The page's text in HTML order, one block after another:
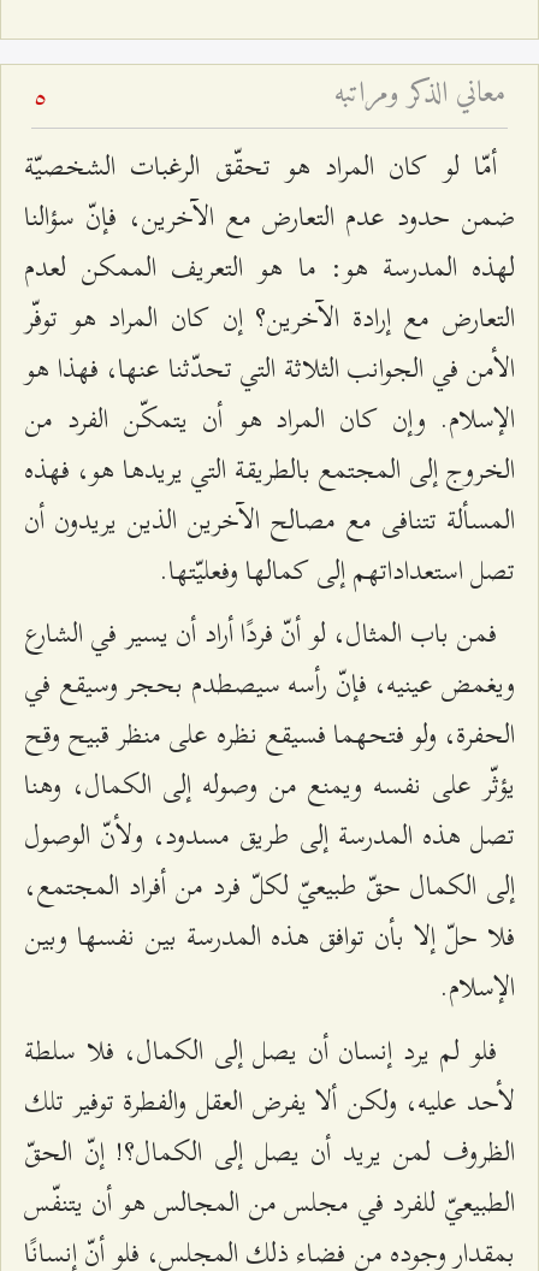
معاني الذكر ومراتبه 5
أمّا لو كان المراد هو تحقّق الرغبات الشخصيّة
ضمن حدود عدم التعارض مع الآخرين، فإنّ سؤالنا
لهذه المدرسة هو: ما هو التعريف الممكن لعدم
التعارض مع إرادة الآخرين؟ إن كان المراد هو توفّر
الأمن في الجوانب الثلاثة التي تحدّثنا عنها، فهذا هو
الإسلام. وإن كان المراد هو أن يتمكّن الفرد من
الخروج إلى المجتمع بالطريقة التي يريدها هو، فهذه
المسألة تتنافى مع مصالح الآخرين الذين يريدون أن
تصل استعداداتهم إلى كمالها وفعليّتها.
فمن باب المثال، لو أنّ فردًا أراد أن يسير في الشارع
ويغمض عينيه، فإنّ رأسه سيصطدم بحجر وسيقع في
الحفرة، ولو فتحهما فسيقع نظره على منظر قبيح وقح
يؤثّر على نفسه ويمنع من وصوله إلى الكمال، وهنا
تصل هذه المدرسة إلى طريق مسدود، ولأنّ الوصول
إلى الكمال حقّ طبيعيّ لكلّ فرد من أفراد المجتمع،
فلا حلّ إلا بأن توافق هذه المدرسة بين نفسها وبين
الإسلام.
فلو لم يرد إنسان أن يصل إلى الكمال، فلا سلطة
لأحد عليه، ولكن ألا يفرض العقل والفطرة توفير تلك
الظروف لمن يريد أن يصل إلى الكمال؟! إنّ الحقّ
الطبيعيّ للفرد في مجلس من المجالس هو أن يتنفّس
بمقدار وجوده من فضاء ذلك المجلس، فلو أنّ إنسانًا